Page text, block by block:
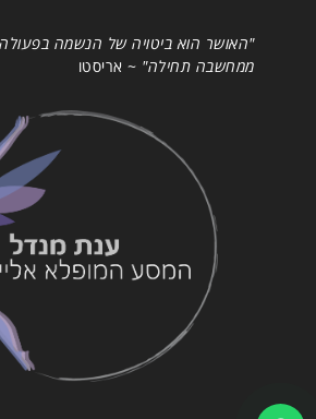
"האושר הוא ביטויה של הנשמה
ממחשבה תחילה" ~ אריסטו